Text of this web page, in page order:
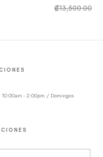
₡6,900.00
- 2:00pm / Domingos